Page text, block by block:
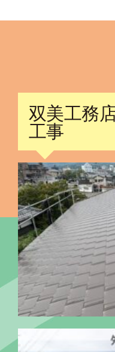
双美工務
工事